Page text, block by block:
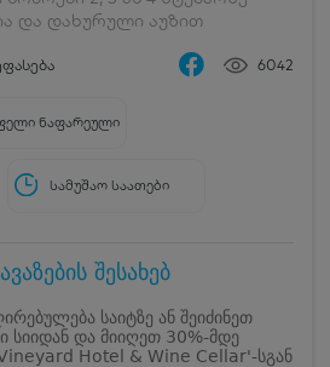
და დახურული აუზით
6042
ნაფარეული
სამუშაო საათები
შესახებ
საიტზე ან შეიძინეთ
სიიდან და მიიღეთ 30%-მდე
Hotel & Wine Cellar'-სგან